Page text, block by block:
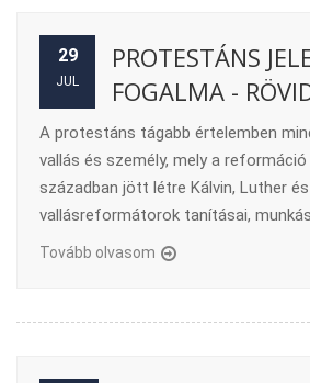
29
JUL
PROTESTÁNS
FOGALMA -
A protestáns tágabb értelemben
vallás és személy, mely a
században jött létre Kálvin, Luther
vallásreformátorok tanításai,
Tovább olvasom